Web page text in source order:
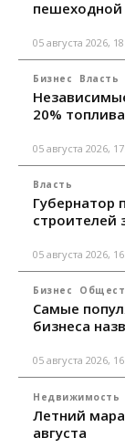
пешеходной
05 августа 2026,
Бизнес Власть
20%
05 августа 2026,
Власть
Губернатор
строителей
05 августа 2026,
Бизнес
Самые
бизнеса
05 августа 2026,
Недвижимость
Летний
августа